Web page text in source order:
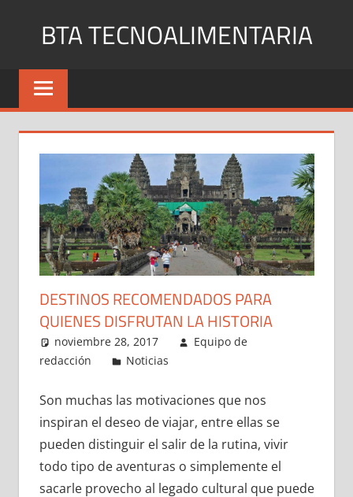
BTA TECNOALIMENTARIA
Blog
y
DESTINOS RECOMENDADOS PARA
QUIENES DISFRUTAN LA HISTORIA
noviembre 28, 2017
Equipo de
redacción
Noticias
Son muchas las motivaciones que nos
inspiran el deseo de viajar, entre ellas se
pueden distinguir el salir de la rutina, vivir
todo tipo de aventuras o simplemente el
sacarle provecho al legado cultural que puede